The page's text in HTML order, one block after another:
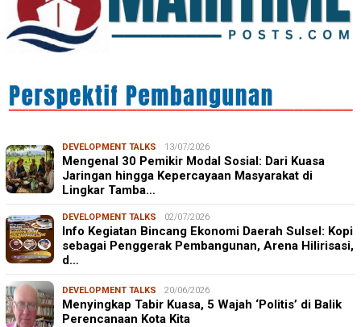
DEVELOPMENT TALKS 13/07/2026
Mengenal 30 Pemikir Modal Sosial: Dari Kuasa
Jaringan hingga Kepercayaan Masyarakat di
Lingkar Tamba…
DEVELOPMENT TALKS 02/07/2026
Info Kegiatan Bincang Ekonomi Daerah Sulsel: Kopi
sebagai Penggerak Pembangunan, Arena Hilirisasi,
d…
DEVELOPMENT TALKS 20/06/2026
Menyingkap Tabir Kuasa, 5 Wajah ‘Politis’ di Balik
Perencanaan Kota Kita